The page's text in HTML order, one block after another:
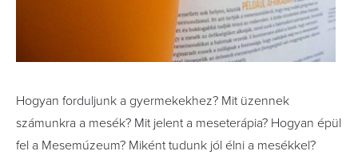
Hogyan forduljunk a gyermekekhez? Mit üzennek
számunkra a mesék? Mit jelent a meseterápia? Hogyan épül
fel a Mesemúzeum? Miként tudunk jól élni a mesékkel?